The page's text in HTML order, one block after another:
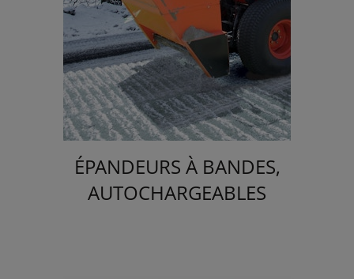
ÉPANDEURS À BANDES,
AUTOCHARGEABLES